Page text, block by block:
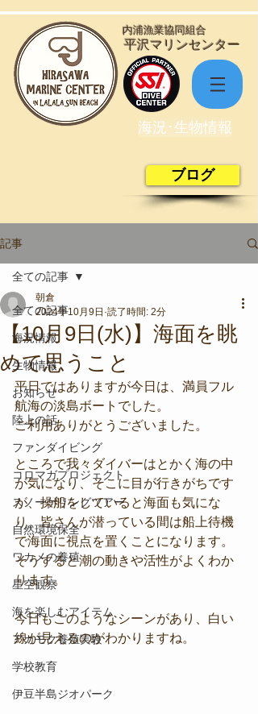
​平沢マリンセンター
​内浦漁業協同組合
海況･生物情報
ブログ
記事
全ての記事
海況情報
生物情報
お知らせ
陸上の話
ファンダイビング
コロマガプロジェクト
スノーケリングツアー
自然環境保全
ワカメの養殖
星空観察
海を楽しむアイテム
アカモク養殖実験
学校教育
伊豆半島ジオパーク
全ての記事
【10月9日(水)】海面を眺
めて思うこと
朝倉
2024年10月9日 読了時間: 2分
平日ではありますが今日は、満員フル
航海の淡島ボートでした。
ご利用ありがとうございました。
ところで我々ダイバーはとかく海の中
が気になり、そこに目が行きがちです
が、操船をしていると海面も気にな
り、皆さんが潜っている間は船上待機
で海面に視点を置くことになります。
そうすると潮の動きや活性がよくわか
ります。
今日もこのようなシーンがあり、白い
線が見えるのがわかりますね。